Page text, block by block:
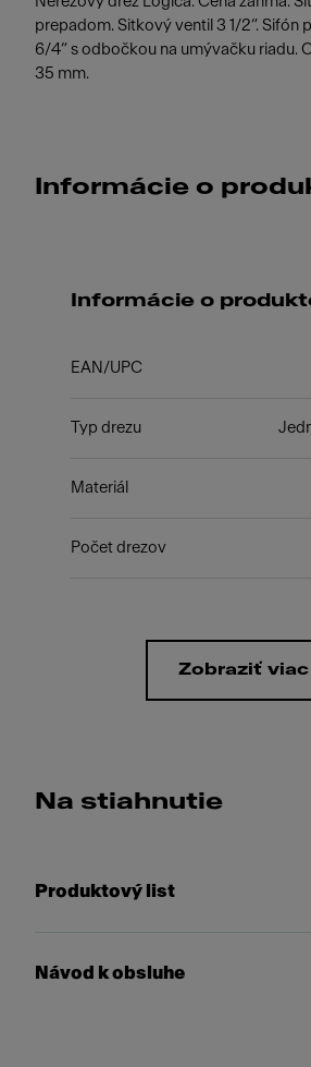
prepadom. Sitkový ventil 3 1/2“. Sifón
6/4“ s odbočkou na umývačku riadu.
35 mm.
Informácie o
Informácie o
EAN/UPC
Typ drezu
Materiál
Počet drezov
Zobraziť viac
Na stiahnutie
Produktový list
Návod k obsluhe